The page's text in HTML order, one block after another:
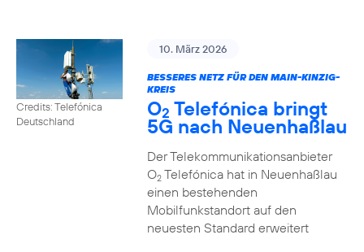
Credits: Telefónica
Deutschland
10. März 2026
BESSERES NETZ FÜR DEN MAIN-KINZIG-
KREIS
O2 Telefónica bringt
5G nach Neuenhaßlau
Der Telekommunikationsanbieter
O2Telefónica hat in Neuenhaßlau
einen bestehenden
Mobilfunkstandort auf den
neuesten Standard erweitert